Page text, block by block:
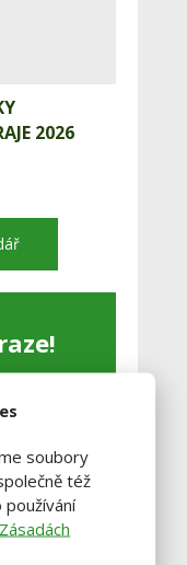
2026
soubory
též
používání
Zásadách